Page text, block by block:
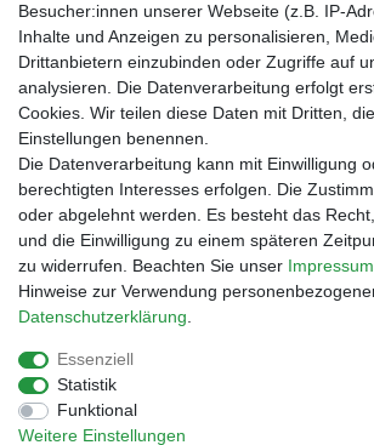
Zahlungsarten
Vorabüberweisung
Rechnungskauf
Zahlung bei Abholung
PayPal (inkl. Kreditkarten)
Impressum
Besucher:innen unserer Webseite (z.B. IP-
Inhalte und Anzeigen zu personalisieren,
Drittanbietern einzubinden oder Zugriffe auf
analysieren. Die Datenverarbeitung erfolgt
Cookies. Wir teilen diese Daten mit Dritten,
Einstellungen benennen.
Die Datenverarbeitung kann mit Einwilligung
berechtigten Interesses erfolgen. Die
oder abgelehnt werden. Es besteht das
und die Einwilligung zu einem späteren
zu widerrufen. Beachten Sie unser Impressum
Hinweise zur Verwendung
Daten­schutz­erklärung
Essenziell
Statistik
Funktional
Weitere Einstellungen